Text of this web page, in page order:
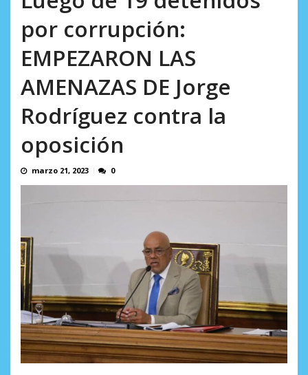
por corrupción:
EMPEZARON LAS
AMENAZAS DE Jorge
Rodríguez contra la
oposición
marzo 21, 2023 0